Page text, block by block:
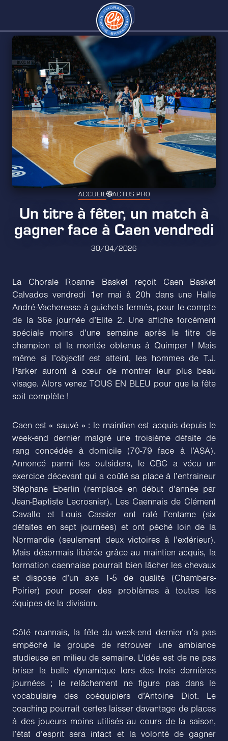
ACCUEIL ACTUS PRO
Un titre à fêter, un match à
gagner face à Caen vendredi
30/04/2026
La Chorale Roanne Basket reçoit Caen Basket
Calvados vendredi 1er mai à 20h dans une Halle
André-Vacheresse à guichets fermés, pour le compte
de la 36e journée d’Elite 2. Une affiche forcément
spéciale moins d’une semaine après le titre de
champion et la montée obtenus à Quimper ! Mais
même si l’objectif est atteint, les hommes de T.J.
Parker auront à cœur de montrer leur plus beau
visage. Alors venez TOUS EN BLEU pour que la fête
soit complète !
Caen est « sauvé » : le maintien est acquis depuis le
week-end dernier malgré une troisième défaite de
rang concédée à domicile (70-79 face à l’ASA).
Annoncé parmi les outsiders, le CBC a vécu un
exercice décevant qui a coûté sa place à l’entraineur
Stéphane Eberlin (remplacé en début d’année par
Jean-Baptiste Lecrosnier). Les Caennais de Clément
Cavallo et Louis Cassier ont raté l’entame (six
défaites en sept journées) et ont péché loin de la
Normandie (seulement deux victoires à l’extérieur).
Mais désormais libérée grâce au maintien acquis, la
formation caennaise pourrait bien lâcher les chevaux
et dispose d’un axe 1-5 de qualité (Chambers-
Poirier) pour poser des problèmes à toutes les
équipes de la division.
Côté roannais, la fête du week-end dernier n’a pas
empêché le groupe de retrouver une ambiance
studieuse en milieu de semaine. L’idée est de ne pas
briser la belle dynamique lors des trois dernières
journées ; le relâchement ne figure pas dans le
vocabulaire des coéquipiers d’Antoine Diot. Le
coaching pourrait certes laisser davantage de places
à des joueurs moins utilisés au cours de la saison,
l’état d’esprit sera intact et la volonté de gagner